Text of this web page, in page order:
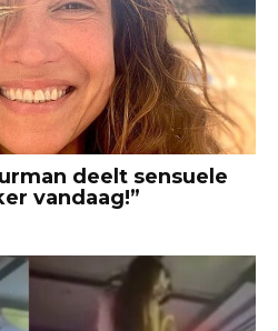
deelt sensuele
vandaag!”